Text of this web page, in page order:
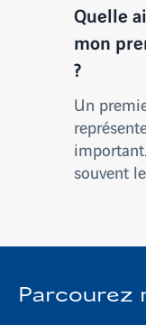
Quelle
mon
?
Un
souvent
Parcourez